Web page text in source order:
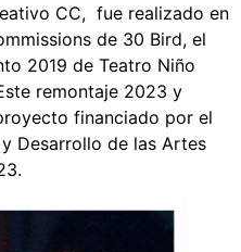
CC, fue realizado en
de 30 Bird, el
2019 de Teatro Niño
remontaje 2023 y
financiado por el
Desarrollo de las Artes